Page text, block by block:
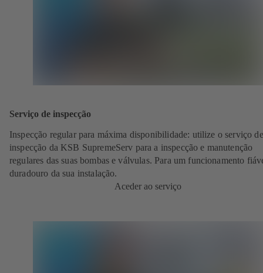
Serviço de inspecção
Inspecção regular para máxima disponibilidade: utilize o serviço de
inspecção da KSB SupremeServ para a inspecção e manutenção
regulares das suas bombas e válvulas. Para um funcionamento
duradouro da sua instalação.
Aceder ao serviço